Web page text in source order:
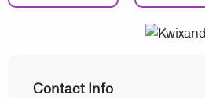
Contact Info